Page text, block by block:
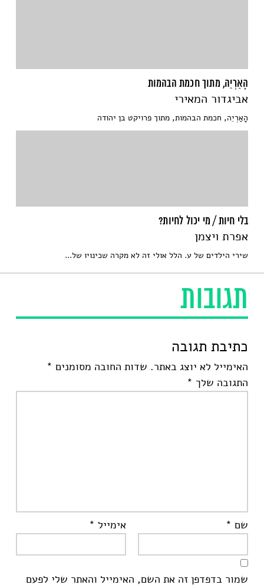
תגובות
כתיבת תגובה
האימייל לא יוצג באתר. שדות החובה מסומנים *
התגובה שלך *
שם * אימייל *
שמור בדפדפן זה את השם, האימייל והאתר שלי לפעם
הָאַרְיֵה, מתוך חכמת הבהמות
אביגדור המאירי
הָאַרְיֵה, חכמת הבהמות, מתוך פרויקט בן יהודה
בלי חיות / מי יכול לחיות?
אפרת ויצמן
שירי הילדים של ע. הלל אולי זה לא מקרה שכינויו של...